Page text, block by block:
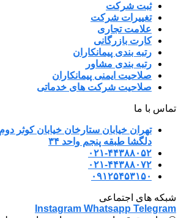
ثبت شرکت
تغییرات شرکت
علامت تجاری
کارت بازرگانی
رتبه بندی پیمانکاران
رتبه بندی مشاور
صلاحیت ایمنی پیمانکاران
صلاحیت شرکت های خدماتی
تماس با ما
دلگشا طبقه پنجم واحد ۳۴
۰۲۱-۴۴۳۸۸۰۵۲
۰۲۱-۴۴۳۸۸۰۷۲
۰۹۱۲۵۴۵۳۱۵۰
شبکه های اجتماعی
Instagram Whatsapp Telegram